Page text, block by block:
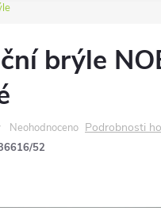
brýle
Neohodnoceno Podrobnosti
52